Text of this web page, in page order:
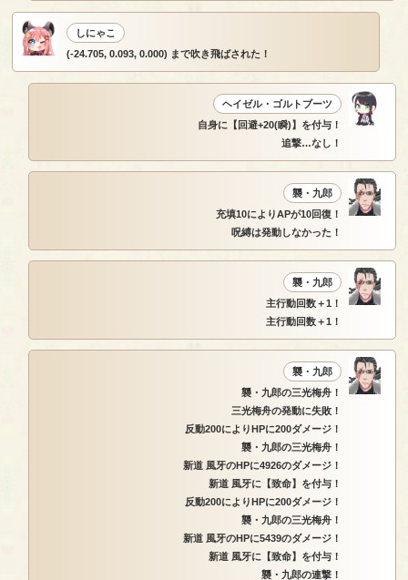
しにゃこ
(-24.705, 0.093, 0.000) まで吹き飛ばされた！
ヘイゼル・ゴルトブーツ
自身に【回避+20(瞬)】を付与！
追撃…なし！
襲・九郎
充填10によりAPが10回復！
呪縛は発動しなかった！
襲・九郎
主行動回数＋1！
主行動回数＋1！
襲・九郎
襲・九郎の三光梅舟！
三光梅舟の発動に失敗！
反動200によりHPに200ダメージ！
襲・九郎の三光梅舟！
新道 風牙のHPに4926のダメージ！
新道 風牙に【致命】を付与！
反動200によりHPに200ダメージ！
襲・九郎の三光梅舟！
新道 風牙のHPに5439のダメージ！
新道 風牙に【致命】を付与！
襲・九郎の連撃！